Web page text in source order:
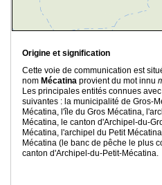
Origine et signification
Cette voie de communication est
nom Mécatina provient du mot innu
Les principales entités connues
suivantes : la municipalité de Gros-
Mécatina, l'île du Gros Mécatina,
Mécatina, le canton d'Archipel-du-
Mécatina, l'archipel du Petit
Mécatina (le banc de pêche le plus
canton d'Archipel-du-Petit-Mécatina.